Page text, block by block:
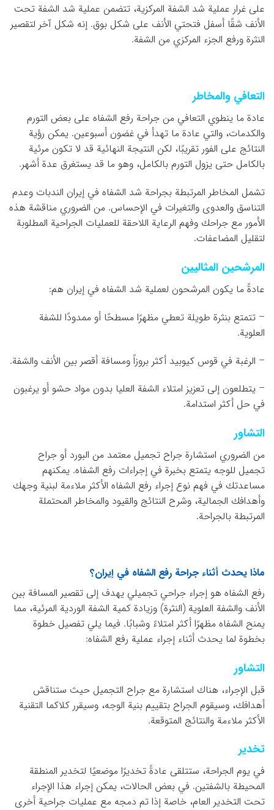
على غرار عملية شد الشفة المركزية، تتضمن عملية شد الشفة تحت
الأنف شقًا أسفل فتحتي الأنف على شكل بوق. إنه شكل آخر لتقصير
النثرة ورفع الجزء المركزي من الشفة.
التعافي والمخاطر
عادة ما ينطوي التعافي من جراحة رفع الشفاه على بعض التورم
والكدمات، والتي عادة ما تهدأ في غضون أسبوعين. يمكن رؤية
النتائج على الفور تقريبًا، لكن النتيجة النهائية قد لا تكون مرئية
بالكامل حتى يزول التورم بالكامل، وهو ما قد يستغرق عدة أشهر.
تشمل المخاطر المرتبطة بجراحة شد الشفاه في إيران الندبات وعدم
التناسق والعدوى والتغيرات في الإحساس. من الضروري مناقشة هذه
الأمور مع جراحك وفهم الرعاية اللاحقة للعمليات الجراحية المطلوبة
لتقليل المضاعفات.
المرشحين المثاليين
عادةً ما يكون المرشحون لعملية شد الشفاه في إيران هم:
– تتمتع بنثرة طويلة تعطي مظهرًا مسطحًا أو ممدودًا للشفة
العلوية.
– الرغبة في قوس كيوبيد أكثر بروزاً ومسافة أقصر بين الأنف والشفة.
– يتطلعون إلى تعزيز امتلاء الشفة العليا بدون مواد حشو أو يرغبون
في حل أكثر استدامة.
التشاور
من الضروري استشارة جراح تجميل معتمد من البورد أو جراح
تجميل للوجه يتمتع بخبرة في إجراءات رفع الشفاه. يمكنهم
مساعدتك في فهم نوع إجراء رفع الشفاه الأكثر ملاءمة لبنية وجهك
وأهدافك الجمالية، وشرح النتائج والقيود والمخاطر المحتملة
المرتبطة بالجراحة.
ماذا يحدث أثناء جراحة رفع الشفاه في إيران؟
رفع الشفاه هو إجراء جراحي تجميلي يهدف إلى تقصير المسافة بين
الأنف والشفة العلوية (النثرة) وزيادة كمية الشفة الوردية المرئية، مما
يمنح الشفاه مظهرًا أكثر امتلاءً وشبابًا. فيما يلي تفصيل خطوة
بخطوة لما يحدث أثناء إجراء عملية رفع الشفاه:
التشاور
قبل الإجراء، هناك استشارة مع جراح التجميل حيث ستناقش
أهدافك، وسيقوم الجراح بتقييم بنية الوجه، وسيقرر كلاكما التقنية
الأكثر ملاءمة والنتائج المتوقعة.
تخدير
في يوم الجراحة، ستتلقى عادةً تخديرًا موضعيًا لتخدير المنطقة
المحيطة بالشفتين. في بعض الحالات، يمكن إجراء هذا الإجراء
تحت التخدير العام، خاصة إذا تم دمجه مع عمليات جراحية أخرى